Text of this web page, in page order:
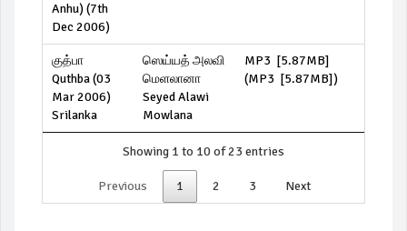
Anhu) (7th
Dec 2006)
குத்பா
Quthba (03
Mar 2006)
Srilanka
ஸெய்யத் அலவி
மெளலானா
Seyed Alawi
Mowlana
MP3 [5.87MB]
(MP3 [5.87MB])
Showing 1 to 10 of 23 entries
Previous 1 2 3 Next